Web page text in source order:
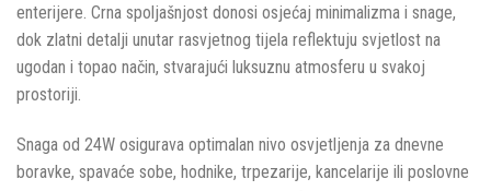
enterijere. Crna spoljašnjost donosi osjećaj minimalizma i snage,
dok zlatni detalji unutar rasvjetnog tijela reflektuju svjetlost na
ugodan i topao način, stvarajući luksuznu atmosferu u svakoj
prostoriji.
Snaga od 24W osigurava optimalan nivo osvjetljenja za dnevne
boravke, spavaće sobe, hodnike, trpezarije, kancelarije ili poslovne